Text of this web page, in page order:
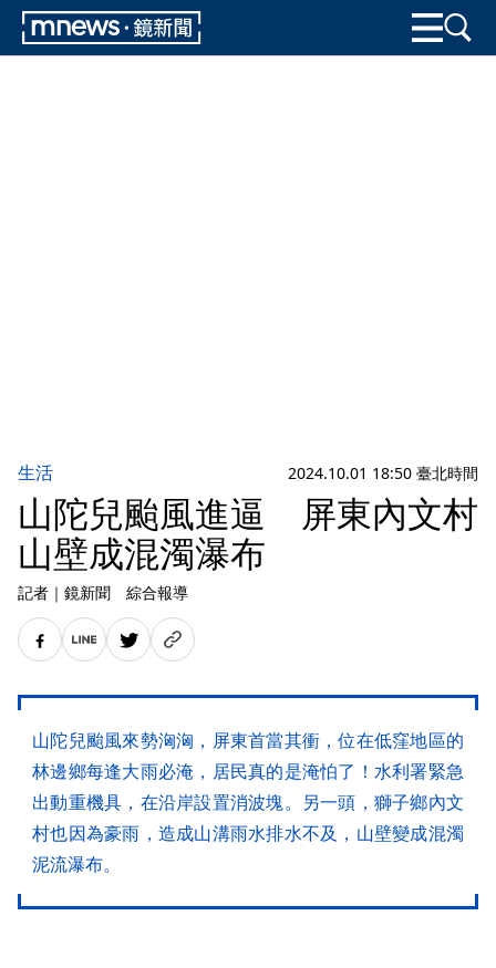
生活 2024.10.01 18:50 臺北時間
山陀兒颱風進逼 屏東內文村
山壁成混濁瀑布
記者 ｜ 鏡新聞 綜合報導
山陀兒颱風來勢洶洶，屏東首當其衝，位在低窪地區的
林邊鄉每逢大雨必淹，居民真的是淹怕了！水利署緊急
出動重機具，在沿岸設置消波塊。另一頭，獅子鄉內文
村也因為豪雨，造成山溝雨水排水不及，山壁變成混濁
泥流瀑布。